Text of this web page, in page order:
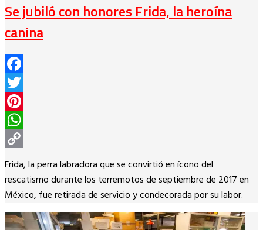
Se jubiló con honores Frida, la heroína
canina
Facebook
Twitter
Pinterest
WhatsApp
Copy
Link
Frida, la perra labradora que se convirtió en ícono del
rescatismo durante los terremotos de septiembre de 2017 en
México, fue retirada de servicio y condecorada por su labor.